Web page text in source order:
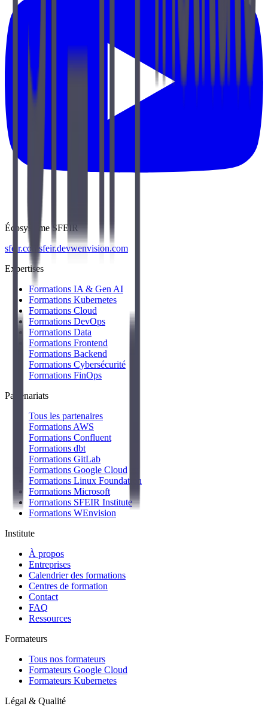
Écosystème SFEIR
sfeir.com sfeir.devwenvision.com
Expertises
Formations IA & Gen AI
Formations Kubernetes
Formations Cloud
Formations DevOps
Formations Data
Formations Frontend
Formations Backend
Formations Cybersécurité
Formations FinOps
Partenariats
Tous les partenaires
Formations AWS
Formations Confluent
Formations dbt
Formations GitLab
Formations Google Cloud
Formations Linux Foundation
Formations Microsoft
Formations SFEIR Institute
Formations WEnvision
Institute
À propos
Entreprises
Calendrier des formations
Centres de formation
Contact
FAQ
Ressources
Formateurs
Tous nos formateurs
Formateurs Google Cloud
Formateurs Kubernetes
Légal & Qualité